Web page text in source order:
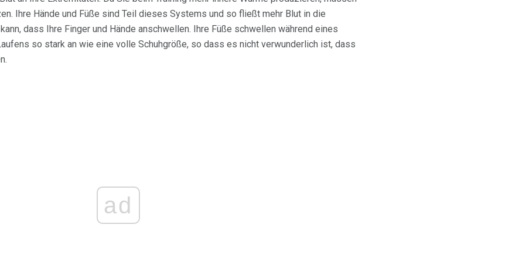
Ihre Hände und Füße sind Teil dieses Systems und so fließt mehr Blut in die
dass Ihre Finger und Hände anschwellen. Ihre Füße schwellen während eines
so stark an wie eine volle Schuhgröße, so dass es nicht verwunderlich ist, dass
ad